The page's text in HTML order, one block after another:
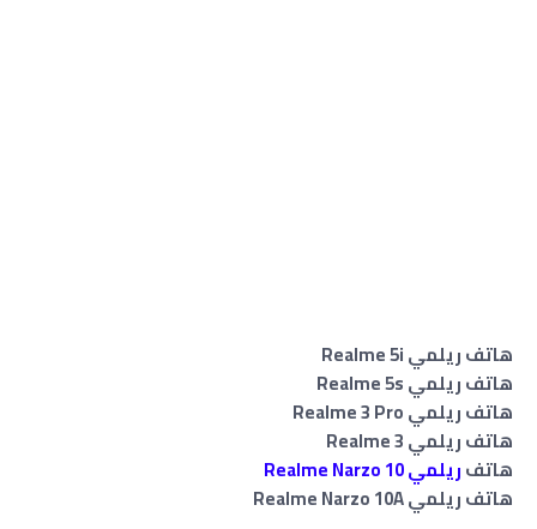
هاتف ريلمي Realme 5i
هاتف ريلمي Realme 5s
هاتف ريلمي Realme 3 Pro
هاتف ريلمي Realme 3
هاتفريلمي Realme Narzo 10
هاتف ريلمي Realme Narzo 10A